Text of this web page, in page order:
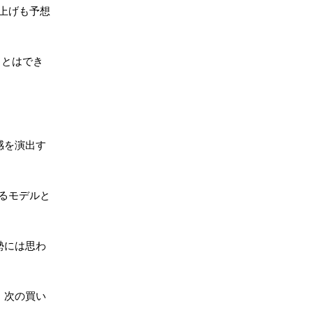
げも予想
はでき
を演出す
モデルと
には思わ
次の買い